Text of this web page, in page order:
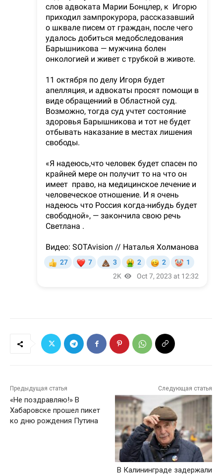
Предыдущая статья
«Не поздравляю!» В
Хабаровске прошел пикет
ко дню рождения Путина
Следующая статья
В Калининграде задержали